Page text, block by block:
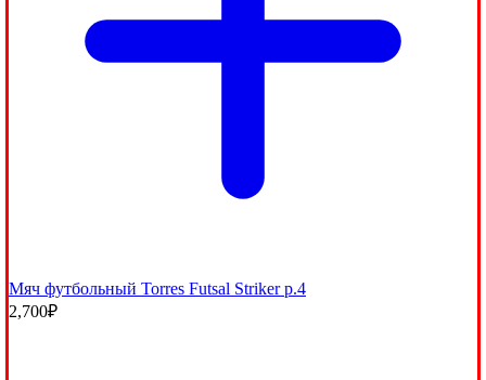
Мяч футбольный Torres Futsal Striker р.4
2,700₽